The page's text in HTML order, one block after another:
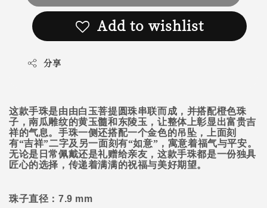
Add to wishlist
分享
这款手珠是由由白玉菩提圆珠串联而成，并搭配橙色珠
子，南瓜雕纹的黄玉髓和东陵玉，让整体上彰显出富贵吉
祥的气息。手珠一侧还搭配一个金色的吊坠，上面刻
有“吉祥”二字及另一面刻有“如意”，寓意着福气与平安。
无论是日常佩戴还是礼赠给亲友，这款手珠都是一份独具
匠心的选择，传递着满满的祝福与美好期望。
珠子直径： 7.9 mm